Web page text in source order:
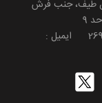
خیابان طیف، جنب فرش
تلفن : 91007778 فکس : 91007778 داخلی 2697 ایمیل :